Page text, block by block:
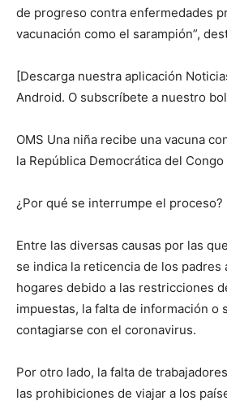
de progreso contra enfermedades
vacunación como el sarampión”,
[Descarga nuestra aplicación
Android. O subscríbete a nuestro
OMS Una niña recibe una vacuna
la República Democrática del Congo
¿Por qué se interrumpe el proceso?
Entre las diversas causas por las
se indica la reticencia de los padres
hogares debido a las restricciones
impuestas, la falta de información o
contagiarse con el coronavirus.
Por otro lado, la falta de
las prohibiciones de viajar a los